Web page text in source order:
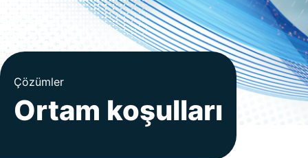
Downloads
Servis
Şirketler
İrtibat kurulacak kişi
Asya ve Pasifik
Kuzey Amerika
Çözümler
Ortam koşulları